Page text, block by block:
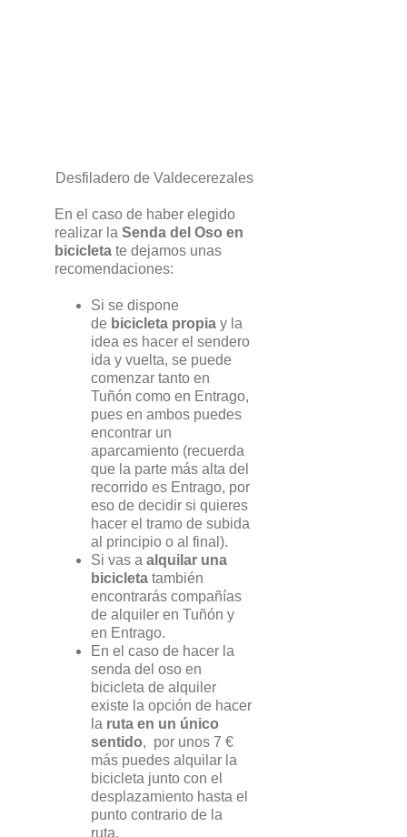
Desfiladero de Valdecerezales
En el caso de haber elegido
realizar la Senda del Oso en
bicicleta te dejamos unas
recomendaciones:
Si se dispone
de bicicleta propia y la
idea es hacer el sendero
ida y vuelta, se puede
comenzar tanto en
Tuñón como en Entrago,
pues en ambos puedes
encontrar un
aparcamiento (recuerda
que la parte más alta del
recorrido es Entrago, por
eso de decidir si quieres
hacer el tramo de subida
al principio o al final).
Si vas a alquilar una
bicicleta también
encontrarás compañías
de alquiler en Tuñón y
en Entrago.
En el caso de hacer la
senda del oso en
bicicleta de alquiler
existe la opción de hacer
la ruta en un único
sentido, por unos 7 €
más puedes alquilar la
bicicleta junto con el
desplazamiento hasta el
punto contrario de la
ruta.